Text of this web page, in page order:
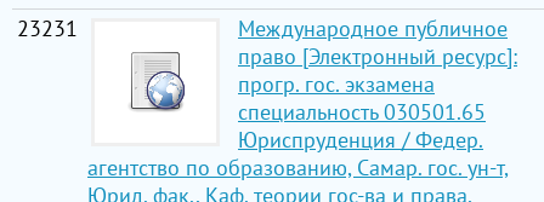
23231
Международное публичное
право [Электронный ресурс]:
прогр. гос. экзамена
специальность 030501.65
Юриспруденция / Федер.
агентство по образованию, Самар. гос. ун-т,
Юрид. фак., Каф. теории гос-ва и права,